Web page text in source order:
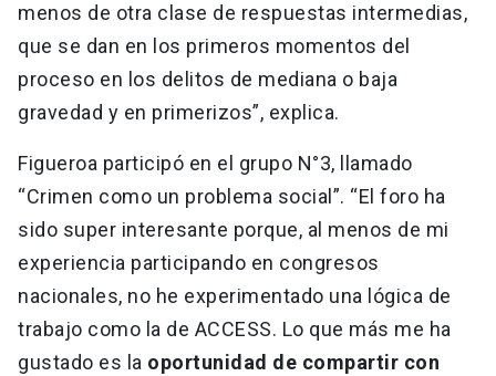
menos de otra clase de respuestas intermedias,
que se dan en los primeros momentos del
proceso en los delitos de mediana o baja
gravedad y en primerizos”, explica.
Figueroa participó en el grupo N°3, llamado
“Crimen como un problema social”. “El foro ha
sido super interesante porque, al menos de mi
experiencia participando en congresos
nacionales, no he experimentado una lógica de
trabajo como la de ACCESS. Lo que más me ha
gustado es la oportunidad de compartir con